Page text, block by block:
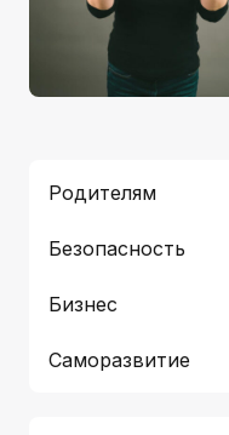
Родителям
Безопасность
Бизнес
Саморазвитие